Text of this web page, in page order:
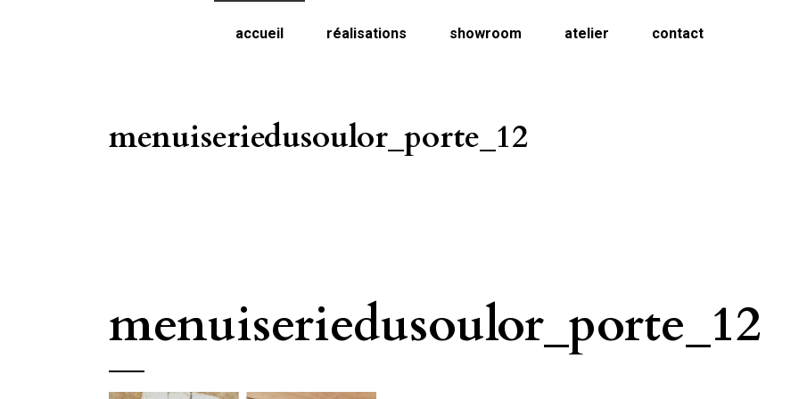
accueil réalisations showroom atelier contact
menuiseriedusoulor_porte_12
menuiseriedusoulor_porte_12